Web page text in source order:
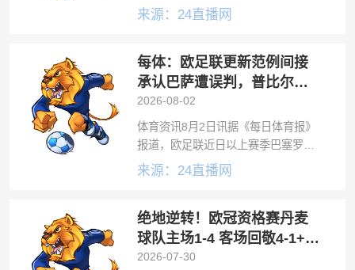
MikeyPartington撰文表示，这场胜利
身赛。姆伯莫下半场独中两元
来源：24直播网
每体：欧足联更新范例间接
承认巴萨遭误判，普比尔手
球应处极刑
2026-08-02
体育资讯8月2日讯据《每日体育报》
报道，欧足联近日以上赛季巴塞罗那
对阵马德里竞技的欧冠1/4决赛首回合
定确实应当判给巴萨一个点球，这也
间接
来源：24直播网
绝地逆转！欧冠资格赛丹麦
球队主场1-4 客场回敬4-1+点
球淘汰对手
2026-07-30